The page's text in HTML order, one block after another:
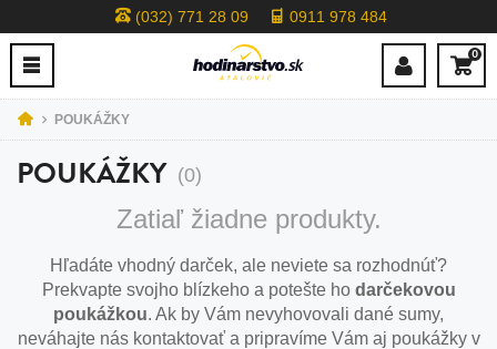
(032) 771 28 09 0911 978 484
0
POUKÁŽKY
POUKÁŽKY (0)
Zatiaľ žiadne produkty.
Hľadáte vhodný darček, ale neviete sa rozhodnúť?
Prekvapte svojho blízkeho a potešte ho darčekovou
poukážkou. Ak by Vám nevyhovovali dané sumy,
neváhajte nás kontaktovať a pripravíme Vám aj poukážky v